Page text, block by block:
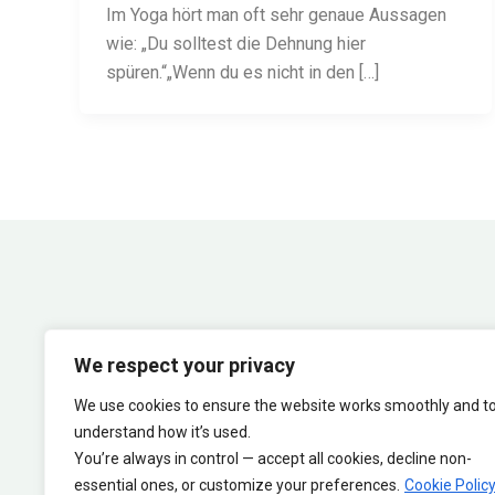
We respect your privacy
We use cookies to ensure the website works smoothly and
understand how it’s used.
You’re always in control — accept all cookies, decline non-
essential ones, or customize your preferences. Cookie Policy
Im Yoga hört man oft sehr genaue Aussagen
wie: „Du solltest die Dehnung hier
spüren.“„Wenn du es nicht in den […]